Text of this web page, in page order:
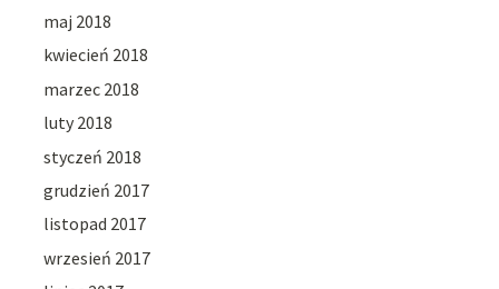
maj 2018
kwiecień 2018
marzec 2018
luty 2018
styczeń 2018
grudzień 2017
listopad 2017
wrzesień 2017